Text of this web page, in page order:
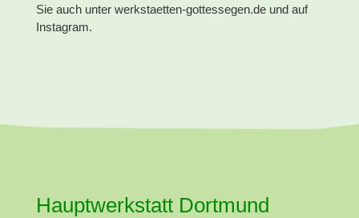
Sie auch unter werkstaetten-gottessegen.de und auf
Instagram.
Hauptwerkstatt Dortmund